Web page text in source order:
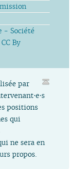
- Société
CC By
par
positions
qui
ne sera en
propos.